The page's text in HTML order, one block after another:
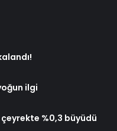
ilgi
%0,3 büyüdü